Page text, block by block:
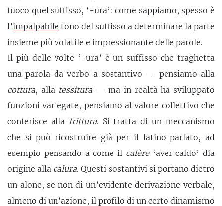
fuoco quel suffisso, ‘-ura’: come sappiamo, spesso è
l’impalpabile tono del suffisso a determinare la parte
insieme più volatile e impressionante delle parole.
Il più delle volte ‘-ura’ è un suffisso che traghetta
una parola da verbo a sostantivo — pensiamo alla
cottura, alla tessitura— ma in realtà ha sviluppato
funzioni variegate, pensiamo al valore collettivo che
conferisce alla frittura. Si tratta di un meccanismo
che si può ricostruire già per il latino parlato, ad
esempio pensando a come il calère‘aver caldo’ dia
origine alla calura. Questi sostantivi si portano dietro
un alone, se non di un’evidente derivazione verbale,
almeno di un’azione, il profilo di un certo dinamismo